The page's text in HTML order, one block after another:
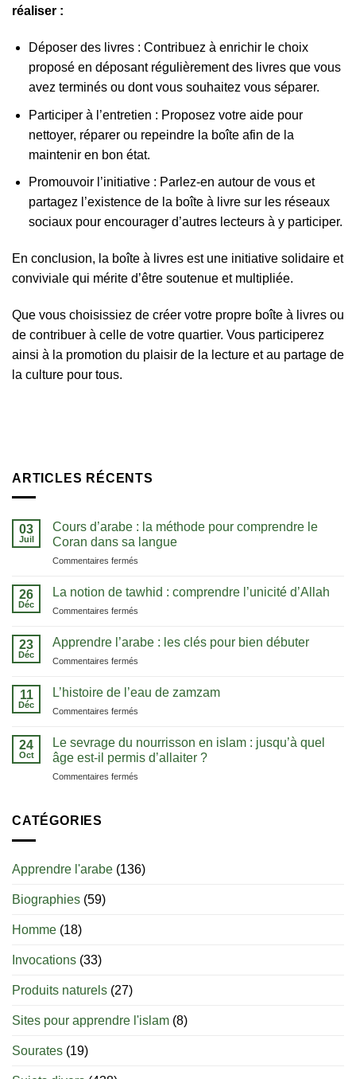
réaliser :
Déposer des livres : Contribuez à enrichir le choix
proposé en déposant régulièrement des livres que vous
avez terminés ou dont vous souhaitez vous séparer.
Participer à l’entretien : Proposez votre aide pour
nettoyer, réparer ou repeindre la boîte afin de la
maintenir en bon état.
Promouvoir l’initiative : Parlez-en autour de vous et
partagez l’existence de la boîte à livre sur les réseaux
sociaux pour encourager d’autres lecteurs à y participer.
En conclusion, la boîte à livres est une initiative solidaire et
conviviale qui mérite d’être soutenue et multipliée.
Que vous choisissiez de créer votre propre boîte à livres ou
de contribuer à celle de votre quartier. Vous participerez
ainsi à la promotion du plaisir de la lecture et au partage de
la culture pour tous.
ARTICLES RÉCENTS
03
Juil
Cours d’arabe : la méthode pour comprendre le
Coran dans sa langue
Commentaires fermés
d’arabe
pour
dans
26
Déc
La notion de tawhid : comprendre l’unicité d’Allah
Commentaires fermés
notion
comprendre
23
Déc
Apprendre l’arabe : les clés pour bien débuter
Commentaires fermés
l’arabe
pour
bien
11
Déc
L’histoire de l’eau de zamzam
Commentaires fermés
l’eau
de
24
Oct
Le sevrage du nourrisson en islam : jusqu’à quel
âge est-il permis d’allaiter ?
Commentaires fermés
:
CATÉGORIES
Apprendre l'arabe (136)
Biographies (59)
Homme (18)
Invocations (33)
Produits naturels (27)
Sites pour apprendre l'islam (8)
Sourates (19)